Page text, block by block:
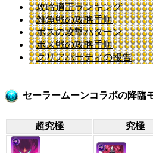
攻略適正ランキング
雑魚戦の攻略手順
ボスの攻撃パターン
ボス戦の攻略手順
クリアパーティの報告
セーラームーンコラボの降臨
超究極 究極